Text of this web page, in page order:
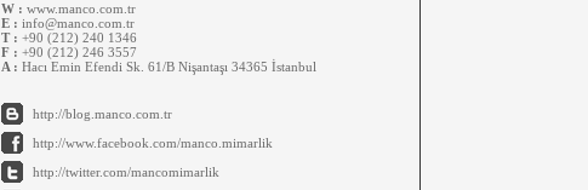
W : www.manco.com.tr
E : info@manco.com.tr
T : +90 (212) 240 1346
F : +90 (212) 246 3557
A : Hacı Emin Efendi Sk. 61/B Nişantaşı 34365 İstanbul
http://blog.manco.com.tr
http://www.facebook.com/manco.mimarlik
http://twitter.com/mancomimarlik